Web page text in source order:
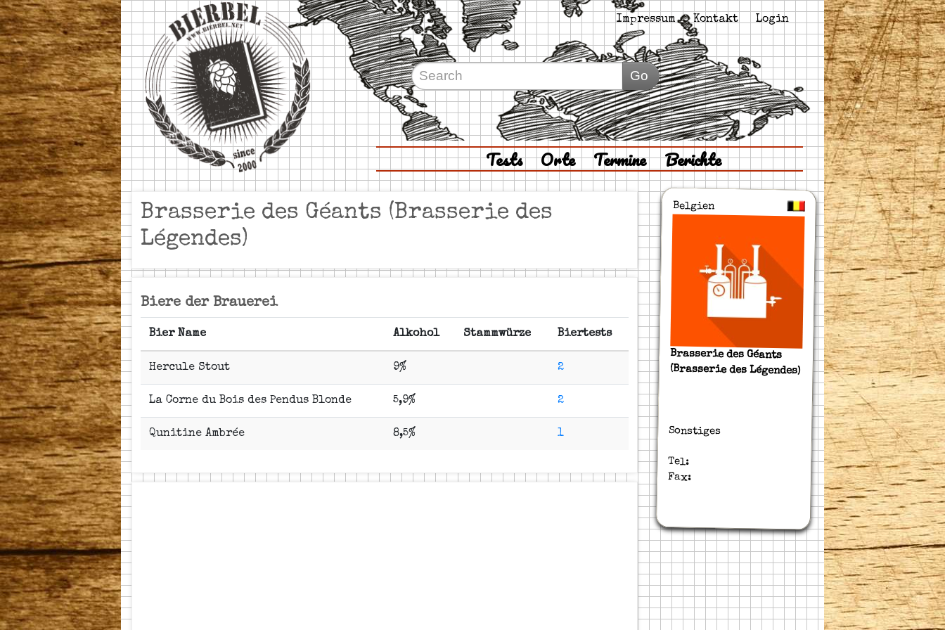
Impressum Kontakt Login
Go
Tests Orte Termine Berichte
Brasserie des Géants (Brasserie des
Légendes)
Biere der Brauerei
Bier Name Alkohol Stammwürze Biertests
Hercule Stout 9% 2
La Corne du Bois des Pendus Blonde 5,9% 2
Qunitine Ambrée 8,5% 1
Belgien
Brasserie des Géants
(Brasserie des Légendes)
Sonstiges
Tel:
Fax: